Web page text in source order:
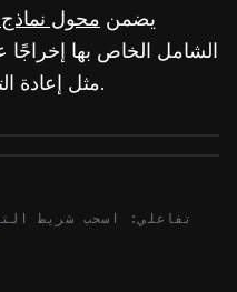
يضمن محول نماذج
الشامل الخاص بها إخراجًا
مثل إعادة التشكيل الذكية والتجهيز التلقائي.
تفاعلي: اسحب شريط